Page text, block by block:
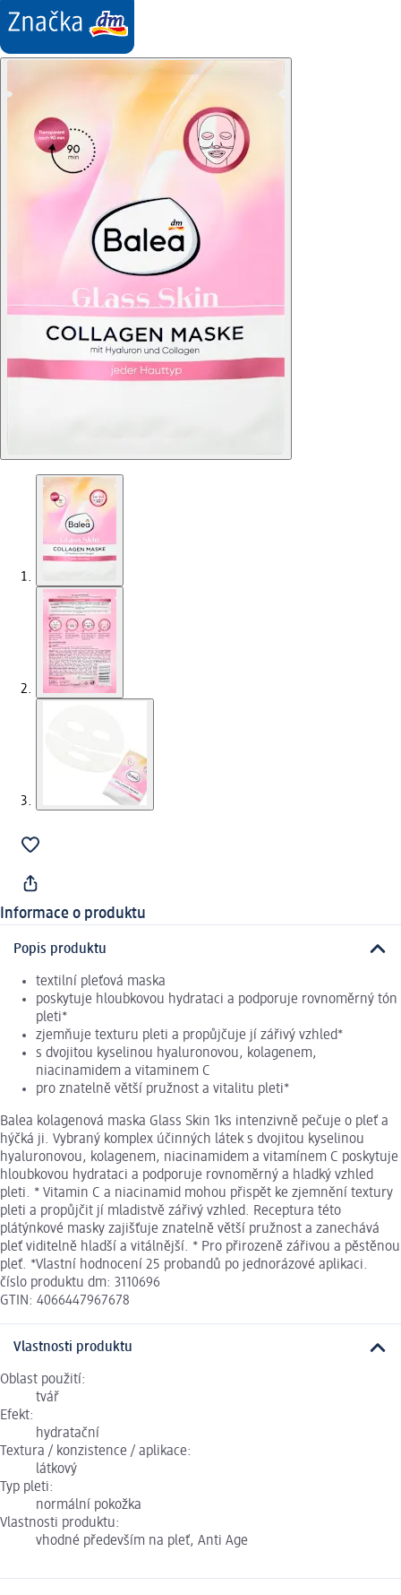
Informace o produktu
Popis produktu
textilní pleťová maska
poskytuje hloubkovou hydrataci a podporuje rovnoměrný tón
pleti*
zjemňuje texturu pleti a propůjčuje jí zářivý vzhled*
s dvojitou kyselinou hyaluronovou, kolagenem,
niacinamidem a vitaminem C
pro znatelně větší pružnost a vitalitu pleti*
Balea kolagenová maska Glass Skin 1ks intenzivně pečuje o pleť a
hýčká ji. Vybraný komplex účinných látek s dvojitou kyselinou
hyaluronovou, kolagenem, niacinamidem a vitamínem C poskytuje
hloubkovou hydrataci a podporuje rovnoměrný a hladký vzhled
pleti. * Vitamin C a niacinamid mohou přispět ke zjemnění textury
pleti a propůjčit jí mladistvě zářivý vzhled. Receptura této
plátýnkové masky zajišťuje znatelně větší pružnost a zanechává
pleť viditelně hladší a vitálnější. * Pro přirozeně zářivou a pěstěnou
pleť. *Vlastní hodnocení 25 probandů po jednorázové aplikaci.
číslo produktu dm: 3110696
GTIN: 4066447967678
Vlastnosti produktu
Oblast použití:
tvář
Efekt:
hydratační
Textura / konzistence / aplikace:
látkový
Typ pleti:
normální pokožka
Vlastnosti produktu:
vhodné především na pleť, Anti Age